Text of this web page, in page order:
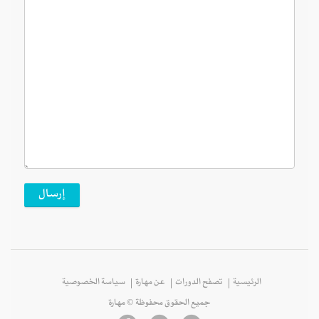
الرئيسية تصفح الدورات عن مهارة سياسة الخصوصية
جميع الحقوق محفوظة © مهارة